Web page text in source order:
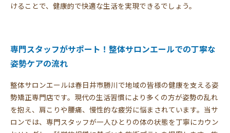
けることで、健康的で快適な生活を実現できるでしょう。
専門スタッフがサポート！整体サロンエールでの丁寧な
姿勢ケアの流れ
整体サロンエールは春日井市勝川で地域の皆様の健康を支える姿
勢矯正専門店です。現代の生活習慣により多くの方が姿勢の乱れ
を抱え、肩こりや腰痛、慢性的な疲労に悩まされています。当サ
ロンでは、専門スタッフが一人ひとりの体の状態を丁寧にカウン